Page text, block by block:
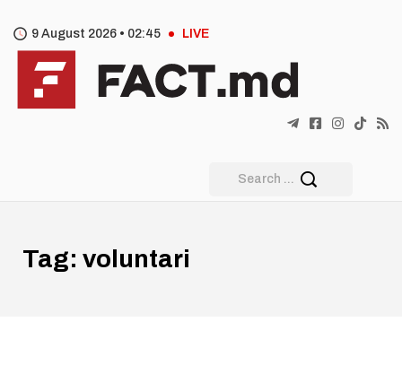
9 August 2026 • 02 45 LIVE
Tag: voluntari